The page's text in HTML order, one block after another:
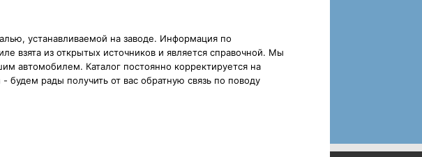
устанавливаемой на заводе. Информация по
взята из открытых источников и является справочной. Мы
автомобилем. Каталог постоянно корректируется на
будем рады получить от вас обратную связь по поводу